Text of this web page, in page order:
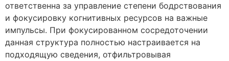
ответственна за управление степени бодрствования
и фокусировку когнитивных ресурсов на важные
импульсы. При фокусированном сосредоточении
данная структура полностью настраивается на
подходящую сведения, отфильтровывая